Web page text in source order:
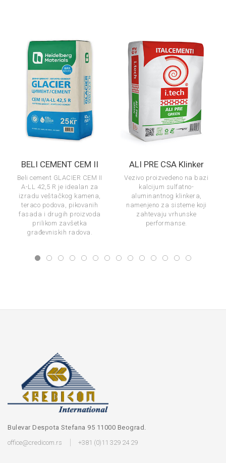
BELI CEMENT CEM II
Beli cement GLACIER CEM II
A-LL 42,5 R je idealan za
izradu veštačkog kamena,
teraco podova, pikovanih
fasada i drugih proizvoda
prilikom zavšetka
građevniskih radova.
ALI PRE CSA Klinker
Vezivo proizvedeno na bazi
kalcijum sulfatno-
aluminantnog klinkera,
namenjeno za sisteme koji
zahtevaju vrhunske
performanse.
Bulevar Despota Stefana 95 11000 Beograd.
office@credicom.rs
+381 (0)11 329 24 29